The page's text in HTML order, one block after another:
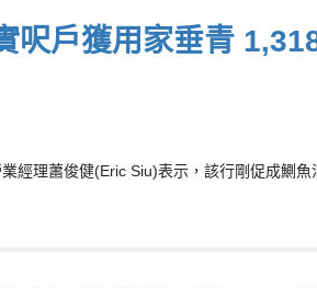
呎戶獲用家垂青
經理蕭俊健(Eric Siu)表示，該行剛促成鰂